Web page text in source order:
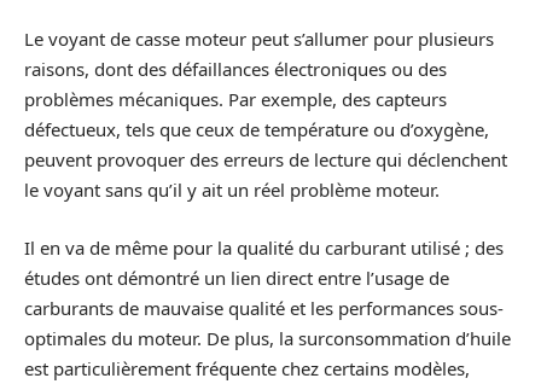
Le voyant de casse moteur peut s’allumer pour plusieurs
raisons, dont des défaillances électroniques ou des
problèmes mécaniques. Par exemple, des capteurs
défectueux, tels que ceux de température ou d’oxygène,
peuvent provoquer des erreurs de lecture qui déclenchent
le voyant sans qu’il y ait un réel problème moteur.
Il en va de même pour la qualité du carburant utilisé ; des
études ont démontré un lien direct entre l’usage de
carburants de mauvaise qualité et les performances sous-
optimales du moteur. De plus, la surconsommation d’huile
est particulièrement fréquente chez certains modèles,